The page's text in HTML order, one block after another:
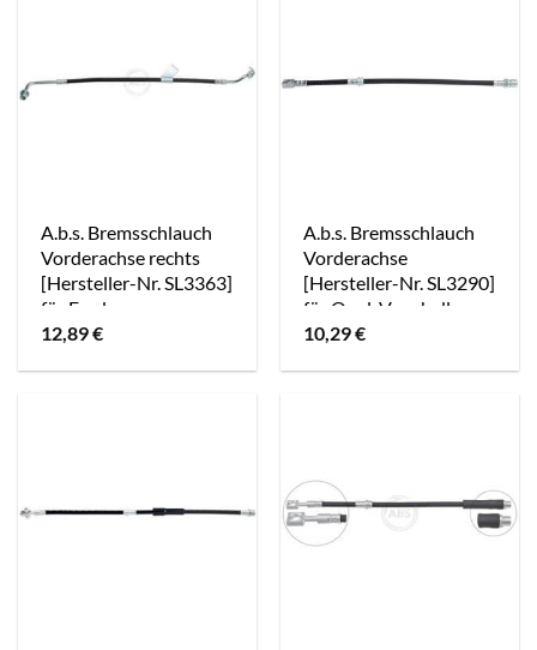
A.b.s. Bremsschlauch
Vorderachse rechts
[Hersteller-Nr. SL3363]
für Ford
12,89€
A.b.s. Bremsschlauch
Vorderachse
[Hersteller-Nr. SL3290]
für Opel, Vauxhall
10,29€